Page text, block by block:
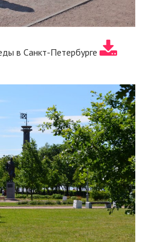
в Санкт-Петербурге